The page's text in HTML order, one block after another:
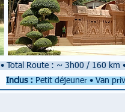
•Total Route : ~ 3h00 / 160 km
Inclus : Petit déjeuner • Van